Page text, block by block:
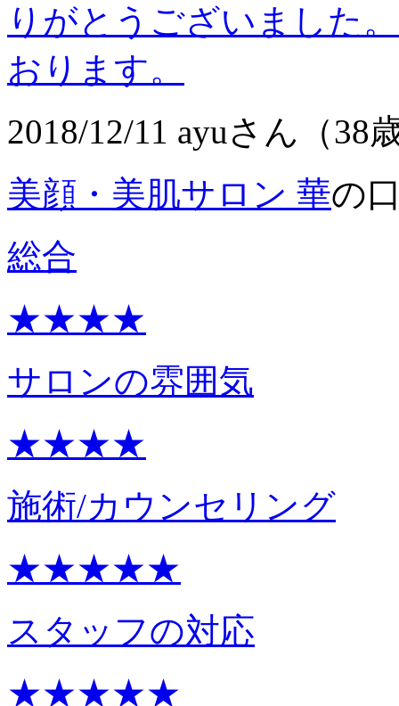
りがとうございました
おります。
2018/12/11 ayuさん（38
美顔・美肌サロン 華の
総合
★★★★
サロンの雰囲気
★★★★
施術/カウンセリング
★★★★★
スタッフの対応
★★★★★